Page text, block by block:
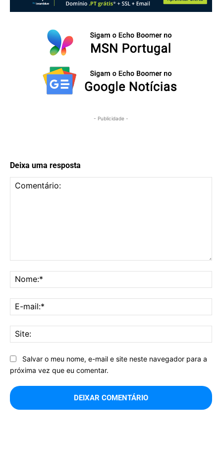
- Publicidade -
Deixa uma resposta
Salvar o meu nome, e-mail e site neste navegador para a
próxima vez que eu comentar.